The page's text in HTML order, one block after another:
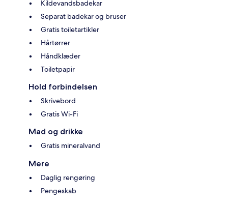
Kildevandsbadekar
Separat badekar og bruser
Gratis toiletartikler
Hårtørrer
Håndklæder
Toiletpapir
Hold forbindelsen
Skrivebord
Gratis Wi-Fi
Mad og drikke
Gratis mineralvand
Mere
Daglig rengøring
Pengeskab